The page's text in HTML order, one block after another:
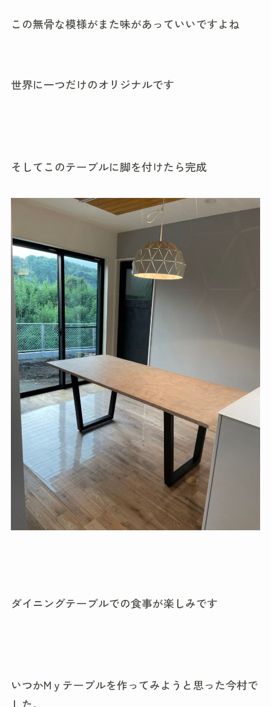
この無骨な模様がまた味があっていいですよね
世界に一つだけのオリジナルです
そしてこのテーブルに脚を付けたら完成
ダイニングテーブルでの食事が楽しみです
いつかMｙテーブルを作ってみようと思った今村で